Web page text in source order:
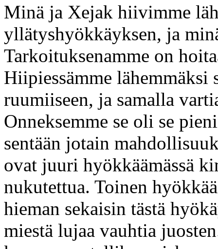
Minä ja Xejak hiivimme
yllätyshyökkäyksen, ja
Tarkoituksenamme on
Hiipiessämme
ruumiiseen, ja samalla
Onneksemme se oli se
sentään jotain
ovat juuri hyökkäämässä
nukutettua. Toinen
hieman sekaisin tästä
miestä lujaa vauhtia